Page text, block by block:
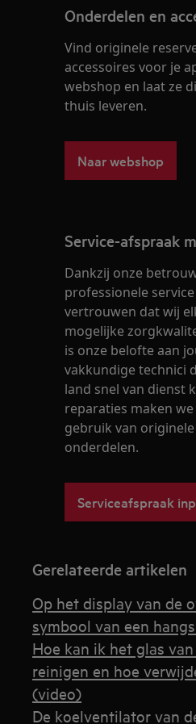
Onderdelen en
Vind originele
accessoires voor je
webshop en laat ze
thuis leveren.
Naar webshop
Service-afspraak
Dankzij onze
professionele
vertrouwen dat wij
mogelijke
is onze belofte aan
vakkundige technici
land snel van dienst
reparaties maken
gebruik van originele
onderdelen.
Serviceafspraak
Gerelateerde artikelen
Op het display van de
symbool van een
Hoe kan ik het glas
reinigen en hoe
(video)
De koelventilator van